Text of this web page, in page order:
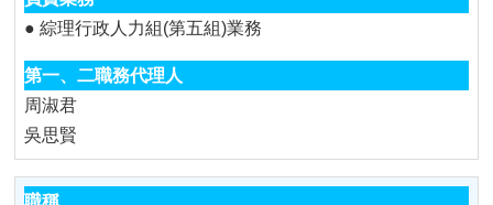
表
單
各
類
區
查
● 綜理行政人力組(第五組)業務
周淑君
吳思賢